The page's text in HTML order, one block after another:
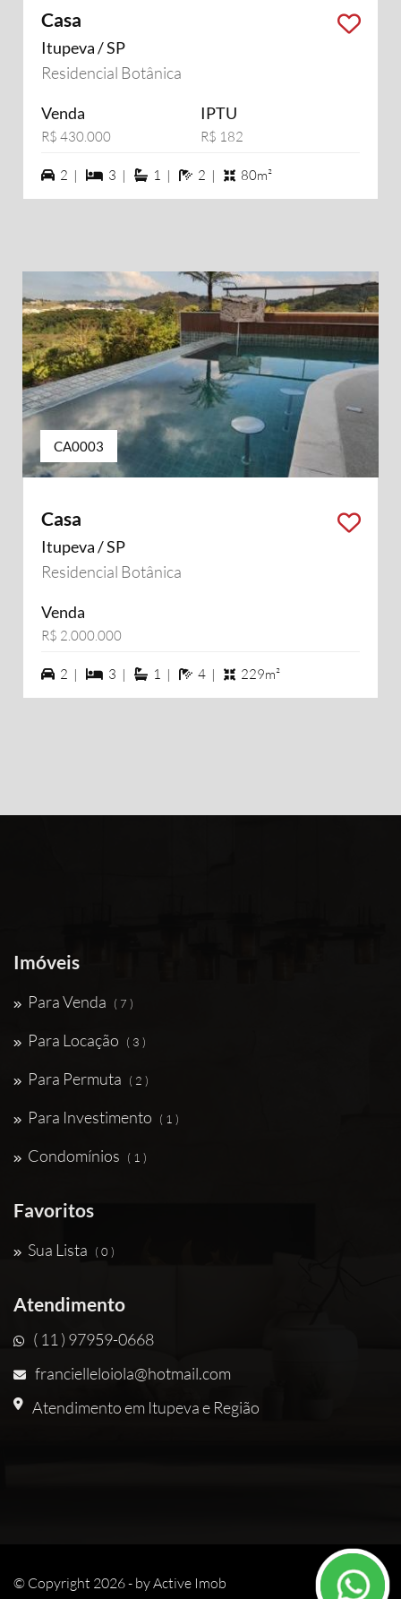
Casa
Itupeva / SP
Residencial Botânica
Venda
R$ 430.000
IPTU
R$ 182
2 vagas na garagem
2 | 3 dormiórios
3 | 1 suítes
1 | 2 banheiros
2 | 80m²
CA0003
Casa
Itupeva / SP
Residencial Botânica
Venda
R$ 2.000.000
2 vagas na garagem
2 | 3 dormiórios
3 | 1 suítes
1 | 4 banheiros
4 | 229m²
Imóveis
Para Venda ( 7 )
Para Locação ( 3 )
Para Permuta ( 2 )
Para Investimento ( 1 )
Condomínios ( 1 )
Favoritos
Sua Lista ( 0 )
Atendimento
( 11 ) 97959-0668
francielleloiola@hotmail.com
Atendimento em Itupeva e Região
© Copyright 2026 - byActive Imob